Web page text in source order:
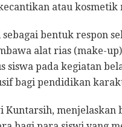
atau kosmetik
bentuk respon
alat rias (make-
siswa pada kegiatan
bagi pendidikan
Kuntarsih,